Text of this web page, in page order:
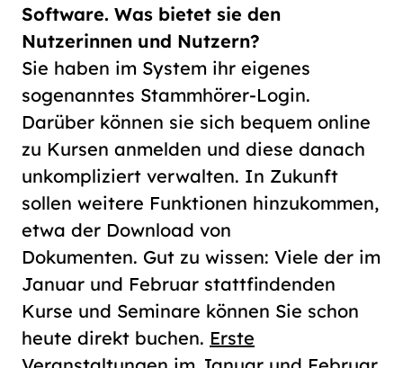
Software. Was bietet sie den
Nutzerinnen und Nutzern?
Sie haben im System ihr eigenes
sogenanntes Stammhörer-Login.
Darüber können sie sich bequem online
zu Kursen anmelden und diese danach
unkompliziert verwalten. In Zukunft
sollen weitere Funktionen hinzukommen,
etwa der Download von
Dokumenten. Gut zu wissen: Viele der im
Januar und Februar stattfindenden
Kurse und Seminare können Sie schon
heute direkt buchen. Erste